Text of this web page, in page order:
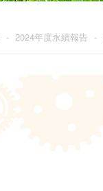
- 2024年度永續報告 -